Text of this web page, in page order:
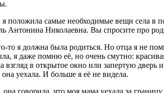
положила самые необходимые вещи села в
Антонина Николаевна. Вы спросите про
то я должна была родиться. Но отца я не
я даже помню её, но очень смутно:
взгляд в открытое окно или запертую
уехала. И больше я её не видела.